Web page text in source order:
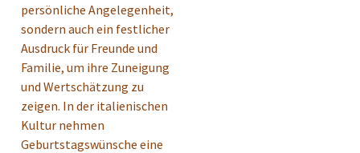
persönliche Angelegenheit,
sondern auch ein festlicher
Ausdruck für Freunde und
Familie, um ihre Zuneigung
und Wertschätzung zu
zeigen. In der italienischen
Kultur nehmen
Geburtstagswünsche eine